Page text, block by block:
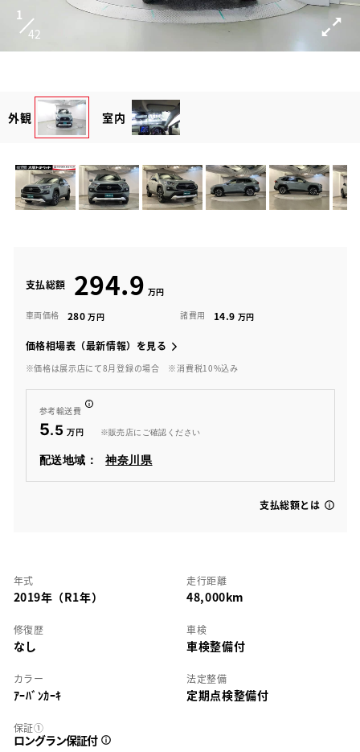
1
42
外観 室内
支払総額 294.9
車両価格 280 諸費用 14.9
価格相場表（最新情報）を見る
※価格は展示店にて8月登録の場合 ※消費税10%込み
参考輸送費
5.5 ※販売店にご確認ください
配送地域： 神奈川県
支払総額とは
年式
2019年（R1年）
走行距離
48,000km
修復歴
なし
車検
車検整備付
カラー
ｱｰﾊﾞﾝｶｰｷ
法定整備
定期点検整備付
保証①
ロングラン保証付